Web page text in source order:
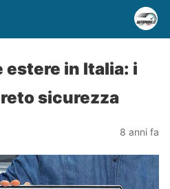
estere in Italia: i
sicurezza
8 anni fa